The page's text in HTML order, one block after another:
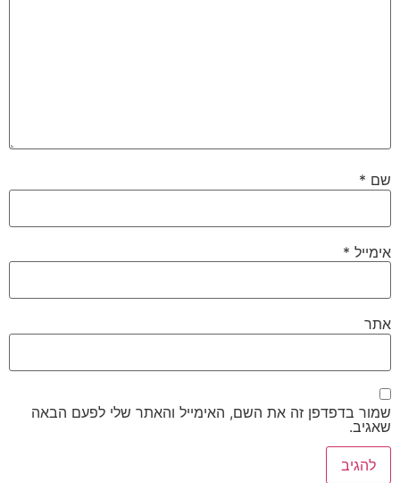
שם *
אימייל *
אתר
שמור בדפדפן זה את השם, האימייל והאתר שלי לפעם הבאה
שאגיב.